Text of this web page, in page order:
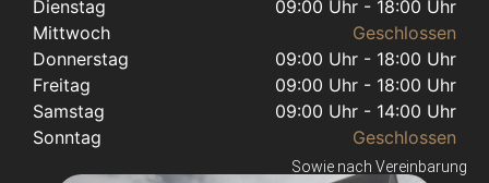
Dienstag
09:00 Uhr - 18:00 Uhr
Mittwoch
Geschlossen
Donnerstag
09:00 Uhr - 18:00 Uhr
Freitag
09:00 Uhr - 18:00 Uhr
Samstag
09:00 Uhr - 14:00 Uhr
Sonntag
Geschlossen
Sowie nach Vereinbarung